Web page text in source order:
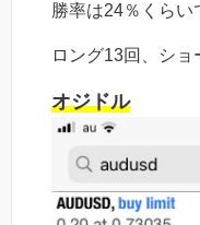
勝率は24％くらい
ロング13回、ショ
オジドル